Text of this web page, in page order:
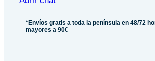
*Envíos gratis a toda la península en 48/72
mayores a 90€